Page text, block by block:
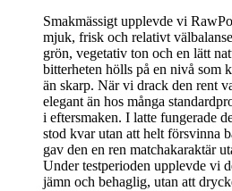
Smakmässigt upplevde vi
mjuk, frisk och relativt
grön, vegetativ ton och en lätt
bitterheten hölls på en nivå som
än skarp. När vi drack den rent
elegant än hos många
i eftersmaken. I latte fungerade
stod kvar utan att helt försvinna
gav den en ren matchakaraktär
Under testperioden upplevde vi
jämn och behaglig, utan att